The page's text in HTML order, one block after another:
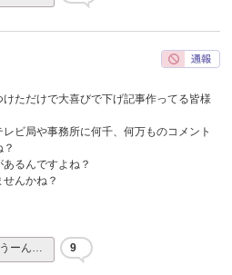
ただけで大喜びで下げ記事作ってる皆様
ビ局や事務所に何千、何万ものコメント
るんですよね？
んかね？
うーん… 9